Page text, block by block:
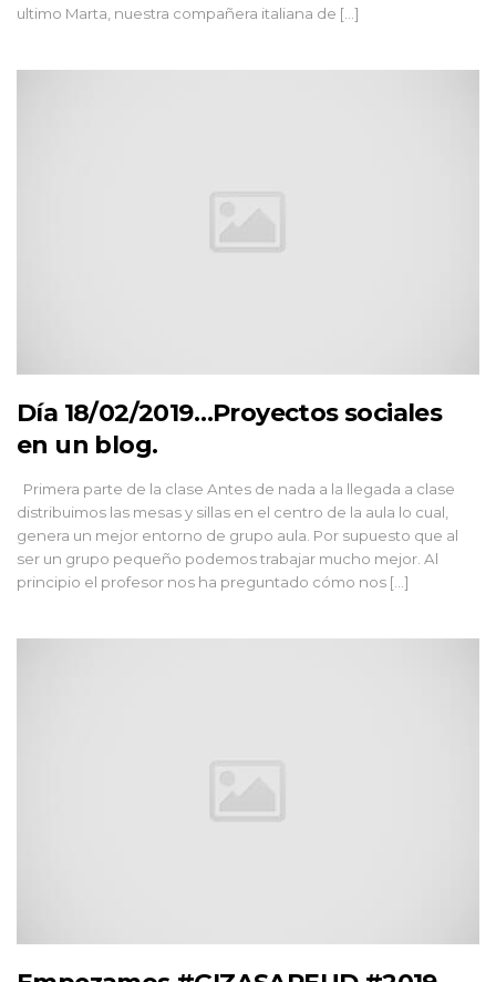
ultimo Marta, nuestra compañera italiana de […]
Día 18/02/2019…Proyectos sociales
en un blog.
Primera parte de la clase Antes de nada a la llegada a clase
distribuimos las mesas y sillas en el centro de la aula lo cual,
genera un mejor entorno de grupo aula. Por supuesto que al
ser un grupo pequeño podemos trabajar mucho mejor. Al
principio el profesor nos ha preguntado cómo nos […]